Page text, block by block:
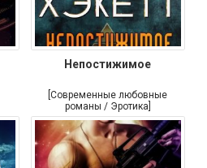
Непостижимое
[Современные любовные
романы / Эротика]